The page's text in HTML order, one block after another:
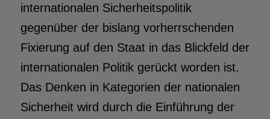
internationalen Sicherheitspolitik
gegenüber der bislang vorherrschenden
Fixierung auf den Staat in das Blickfeld der
internationalen Politik gerückt worden ist.
Das Denken in Kategorien der nationalen
Sicherheit wird durch die Einführung der